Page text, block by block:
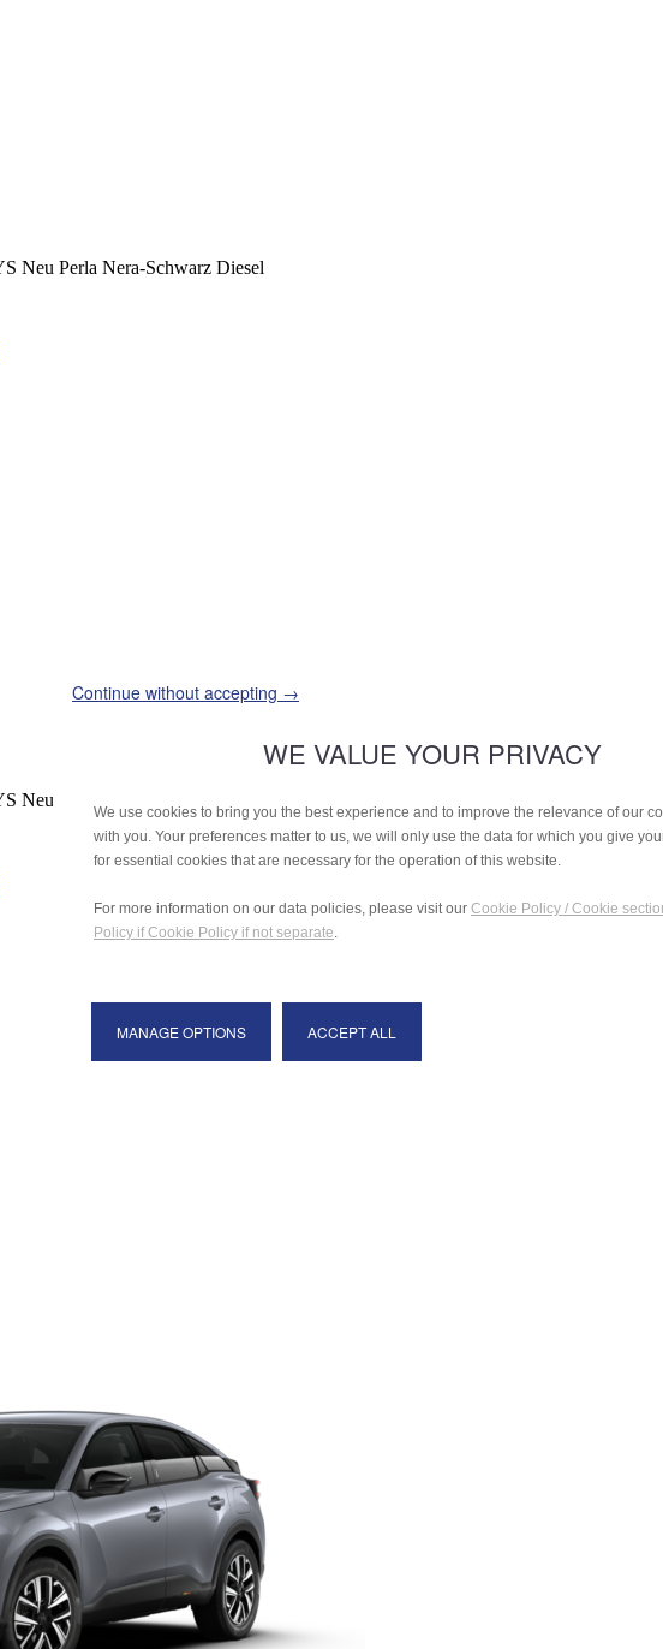
Continue without accepting →
WE VALUE YOUR PRIVACY
We use cookies to bring you the best experience and to improve the relevance of our
with you. Your preferences matter to us, we will only use the data for which you give
for essential cookies that are necessary for the operation of this website.
For more information on our data policies, please visit our Cookie Policy / Cookie
Policy if Cookie Policy if not separate.
MANAGE OPTIONS ACCEPT ALL